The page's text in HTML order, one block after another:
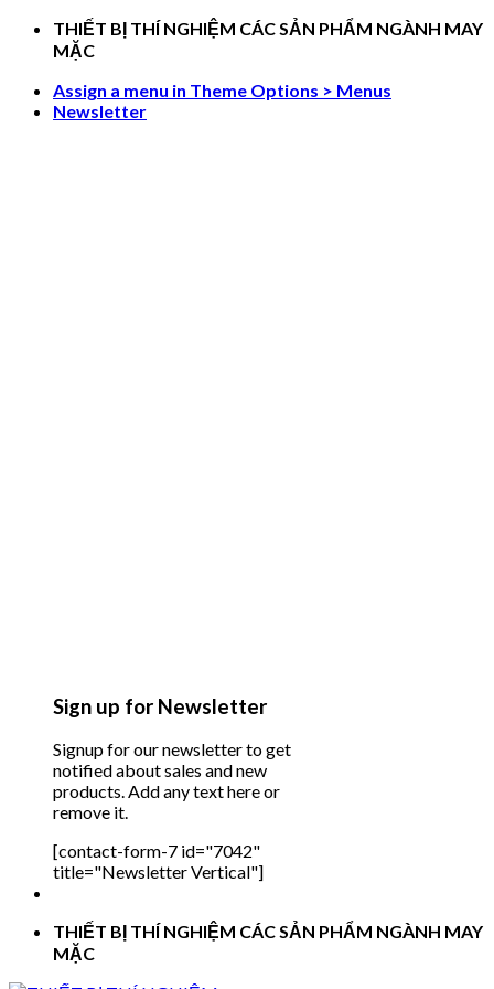
Skip
THIẾT BỊ THÍ NGHIỆM CÁC SẢN PHẨM NGÀNH MAY
MẶC
Assign a menu in Theme Options > Menus
Newsletter
Sign up for Newsletter
Signup for our newsletter to get
notified about sales and new
products. Add any text here or
remove it.
[contact-form-7 id="7042"
title="Newsletter Vertical"]
THIẾT BỊ THÍ NGHIỆM CÁC SẢN PHẨM NGÀNH MAY
MẶC